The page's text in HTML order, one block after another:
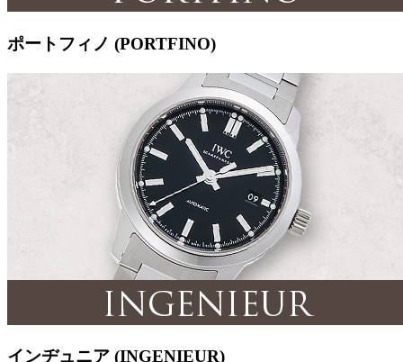
ポートフィノ (PORTFINO)
インヂュニア (INGENIEUR)